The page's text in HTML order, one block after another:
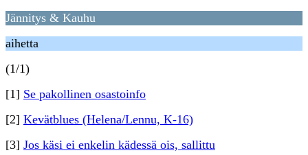
Jännitys & Kauhu
aihetta
(1/1)
[1] Se pakollinen osastoinfo
[2] Kevätblues (Helena/Lennu, K-16)
[3] Jos käsi ei enkelin kädessä ois, sallittu